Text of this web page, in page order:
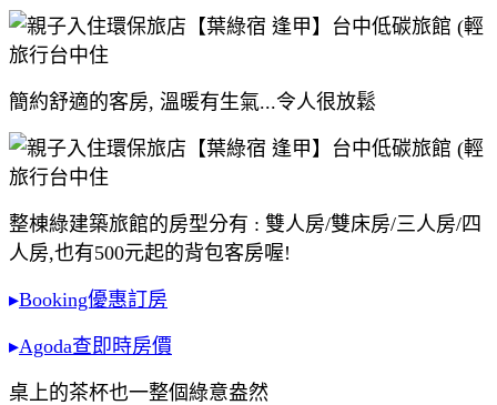
簡約舒適的客房, 溫暖有生氣...令人很放鬆
整棟綠建築旅館的房型分有 : 雙人房/雙床房/三人房/四
人房,也有500元起的背包客房喔!
▸Booking優惠訂房
▸Agoda查即時房價
桌上的茶杯也一整個綠意盎然